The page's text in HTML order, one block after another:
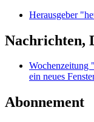
Herausgeber
Nachrichten,
Wochenzeitung
ein neues
Abonnement